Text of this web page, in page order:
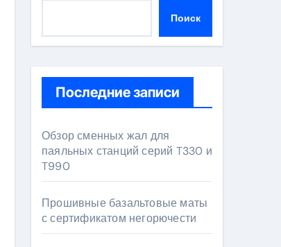
Поиск
Последние записи
Обзор сменных жал для
паяльных станций серий T330 и
T990
Прошивные базальтовые маты
с сертификатом негорючести